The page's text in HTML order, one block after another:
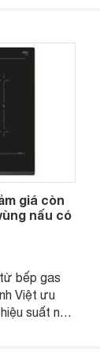
giá còn
nấu có
bếp gas
Việt ưu
suất nấu